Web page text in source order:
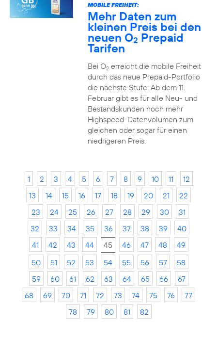
MOBILE FREIHEIT:
Mehr Daten zum
kleinen Preis bei den
neuen O2 Prepaid
Tarifen
Bei O2erreicht die mobile Freiheit
durch das neue Prepaid-Portfolio
die nächste Stufe: Ab dem 11.
Februar gibt es für alle Neu- und
Bestandskunden noch mehr
Highspeed-Datenvolumen zum
gleichen oder sogar für einen
niedrigeren Preis.
1 2 3 4 5 6 7 8 9 10 11
12
13
14 15 16 17 18 19 20 21
22
23
24 25 26 27 28 29 30
31
32
33 34 35 36 37 38 39
40
41
42 43 44 45 46 47 48
49
50
51 52 53 54 55 56 57
58
59
60 61 62 63 64 65 66
67
68
69 70 71 72 73 74 75 76
77
78
79 80 81 82